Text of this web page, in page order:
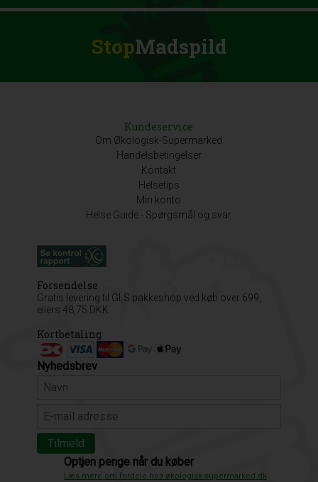
StopMadspild
Kundeservice
Om Økologisk-Supermarked
Handelsbetingelser
Kontakt
Helsetips
Min konto
Helse Guide - Spørgsmål og svar
Forsendelse
Gratis levering til GLS pakkeshop ved køb over 699,
ellers 48,75 DKK
Kortbetaling
Nyhedsbrev
Optjen penge når du køber
Læs mere om fordele hos økologisk-supermarked.dk